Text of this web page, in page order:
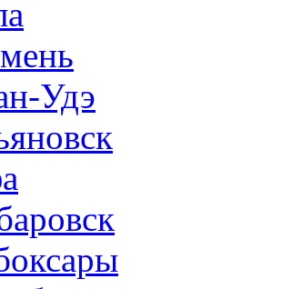
Удэ